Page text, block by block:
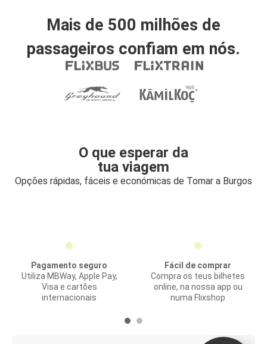
Mais de 500 milhões de
passageiros confiam em nós.
O que esperar da
tua viagem
Opções rápidas, fáceis e económicas de Tomar a Burgos
Pagamento seguro
Utiliza MBWay, Apple Pay,
Visa e cartões
internacionais
Fácil de comprar
Compra os teus bilhetes
online, na nossa app ou
numa Flixshop